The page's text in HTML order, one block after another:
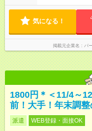
気になる！
掲載元企業名 パ
1800円＊＜11/4～
前！大手！年末調
派遣 WEB登録・面接OK